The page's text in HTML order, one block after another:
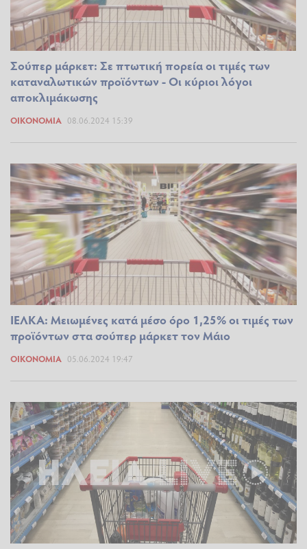
Σούπερ μάρκετ: Σε πτωτική πορεία οι τιμές των
καταναλωτικών προϊόντων - Οι κύριοι λόγοι
αποκλιμάκωσης
ΟΙΚΟΝΟΜΊΑ 08.06.2024 15:39
ΙΕΛΚΑ: Μειωμένες κατά μέσο όρο 1,25% οι τιμές των
προϊόντων στα σούπερ μάρκετ τον Μάιο
ΟΙΚΟΝΟΜΊΑ 05.06.2024 19:47